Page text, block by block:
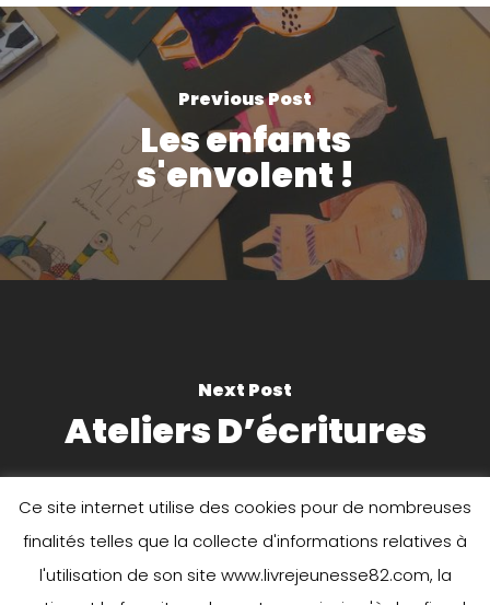
Previous Post
Les enfants
s'envolent !
Next Post
Ateliers D’écritures
Ce site internet utilise des cookies pour de nombreuses
finalités telles que la collecte d'informations relatives à
l'utilisation de son site www.livrejeunesse82.com, la